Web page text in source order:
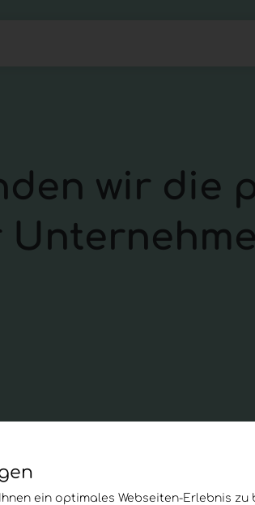
wir die
ein optimales Webseiten-Erlebnis